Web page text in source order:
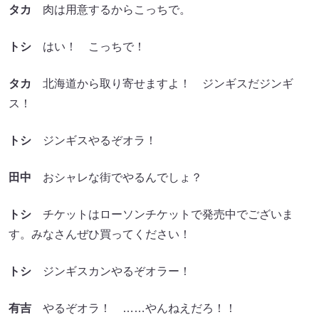
タカ 肉は用意するからこっちで。
トシ はい！ こっちで！
タカ
北海道から取り寄せますよ！ ジンギスだジンギ
ス！
トシ ジンギスやるぞオラ！
田中 おシャレな街でやるんでしょ？
トシ チケットはローソンチケットで発売中でございま
す。みなさんぜひ買ってください！
トシ ジンギスカンやるぞオラー！
有吉 やるぞオラ！ ……やんねえだろ！！